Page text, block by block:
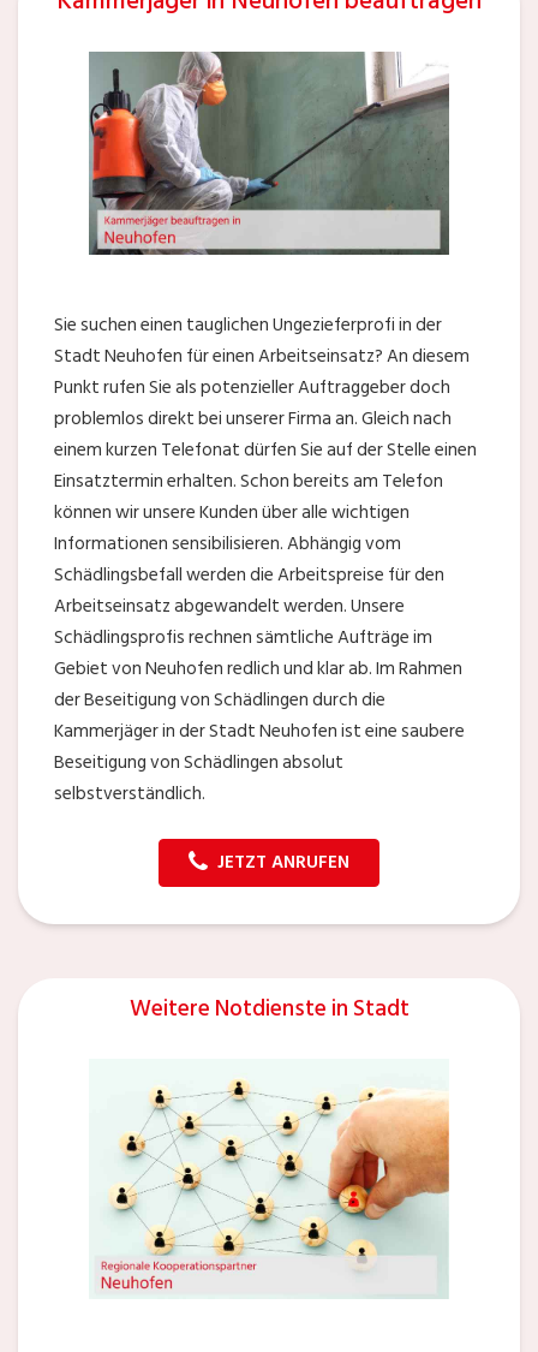
Sie suchen einen tauglichen Ungezieferprofi in der
Stadt Neuhofen für einen Arbeitseinsatz? An diesem
Punkt rufen Sie als potenzieller Auftraggeber doch
problemlos direkt bei unserer Firma an. Gleich nach
einem kurzen Telefonat dürfen Sie auf der Stelle einen
Einsatztermin erhalten. Schon bereits am Telefon
können wir unsere Kunden über alle wichtigen
Informationen sensibilisieren. Abhängig vom
Schädlingsbefall werden die Arbeitspreise für den
Arbeitseinsatz abgewandelt werden. Unsere
Schädlingsprofis rechnen sämtliche Aufträge im
Gebiet von Neuhofen redlich und klar ab. Im Rahmen
der Beseitigung von Schädlingen durch die
Kammerjäger in der Stadt Neuhofen ist eine saubere
Beseitigung von Schädlingen absolut
selbstverständlich.
JETZT ANRUFEN
Weitere Notdienste in Stadt